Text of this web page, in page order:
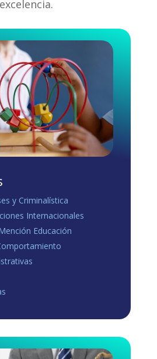
Load more
excelencia.
y Criminalística
Internacionales
Educación